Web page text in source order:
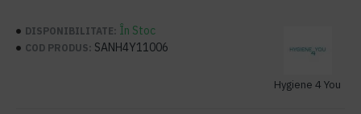
DISPONIBILITATE: În Stoc
COD PRODUS: SANH4Y11006
Hygiene 4 You